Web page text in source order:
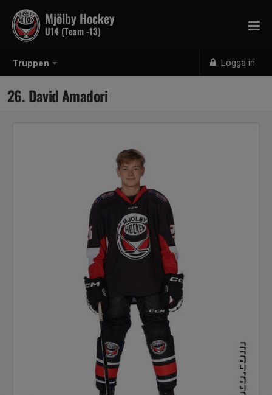
Truppen Logga in
Mjölby Hockey
U14 (Team -13)
26. David Amadori